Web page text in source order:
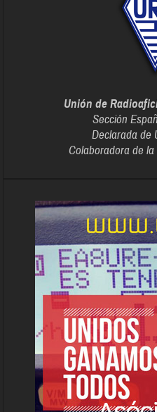
Unión de
Sección
Declarada de
Colaboradora de